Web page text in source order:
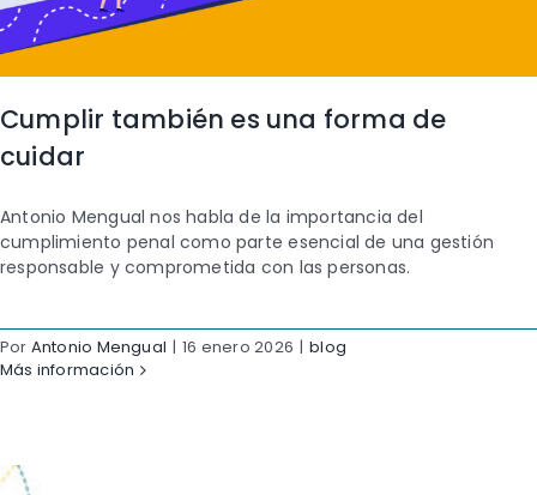
Cumplir también es una forma de
cuidar
Antonio Mengual nos habla de la importancia del
cumplimiento penal como parte esencial de una gestión
responsable y comprometida con las personas.
Por Antonio Mengual | 16 enero 2026 | blog
Más información